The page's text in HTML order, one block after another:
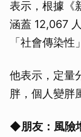
表示，根據《
涵蓋 12,067
「社會傳染性
他表示，定量
胖，個人變胖
◆朋友：風險